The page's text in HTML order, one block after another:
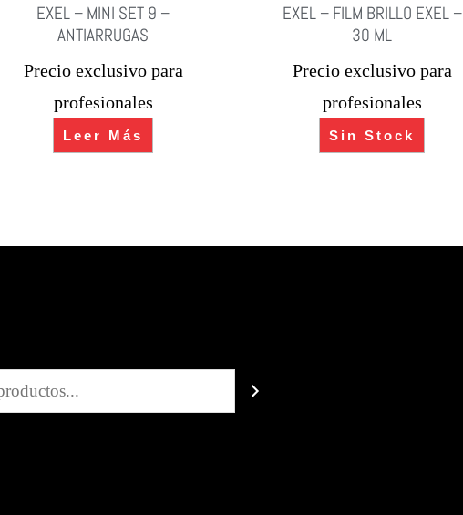
EXEL – MINI SET 9 –
ANTIARRUGAS
Precio exclusivo para
profesionales
Leer Más
EXEL – FILM BRILLO EXEL –
30 ML
Precio exclusivo para
profesionales
Sin Stock